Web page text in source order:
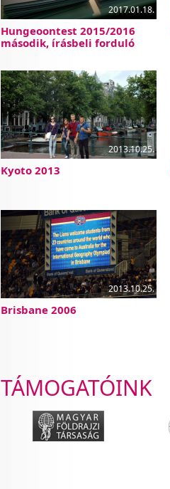
2017.01.18.
Hungeoontest 2015/2016
második, írásbeli forduló
2013.10.25.
Kyoto 2013
2013.10.25.
Brisbane 2006
TÁMOGATÓINK